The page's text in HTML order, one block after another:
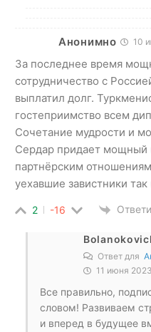
Анонимно 10
За последнее время
сотрудничество с
выплатил долг.
гостеприимство всем
Сочетание мудрости и
Сердар придает
партнёрским
уехавшие завистники так
2 -16
Ответ для
11 июня
Все правильно,
словом! Развиваем
и вперед в будущее